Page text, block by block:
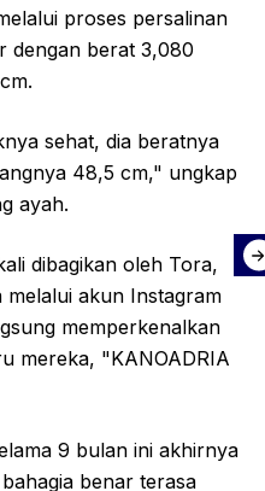
proses persalinan
dengan berat 3,080
sehat, dia beratnya
48,5 cm," ungkap
ayah.
dibagikan oleh Tora,
melalui akun Instagram
memperkenalkan
mereka, "KANOADRIA
9 bulan ini akhirnya
benar terasa